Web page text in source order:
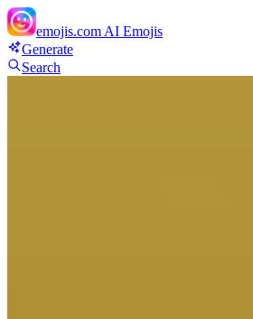
emojis.com AI Emojis
Generate
Search